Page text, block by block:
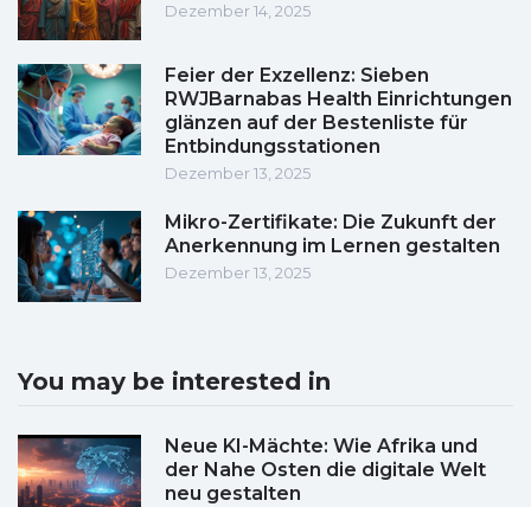
Dezember 14, 2025
Feier der Exzellenz: Sieben
RWJBarnabas Health Einrichtungen
glänzen auf der Bestenliste für
Entbindungsstationen
Dezember 13, 2025
Mikro-Zertifikate: Die Zukunft der
Anerkennung im Lernen gestalten
Dezember 13, 2025
You may be interested in
Neue KI-Mächte: Wie Afrika und
der Nahe Osten die digitale Welt
neu gestalten